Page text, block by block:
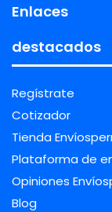
Enlaces
destacados
Regístrate
Cotizador
Tienda
Plataforma de
Opiniones
Blog